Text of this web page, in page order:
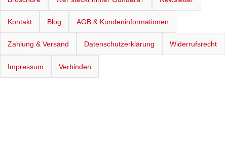
Kontakt Blog AGB & Kundeninformationen
Zahlung & Versand Datenschutzerklärung Widerrufsrecht
Impressum Verbinden